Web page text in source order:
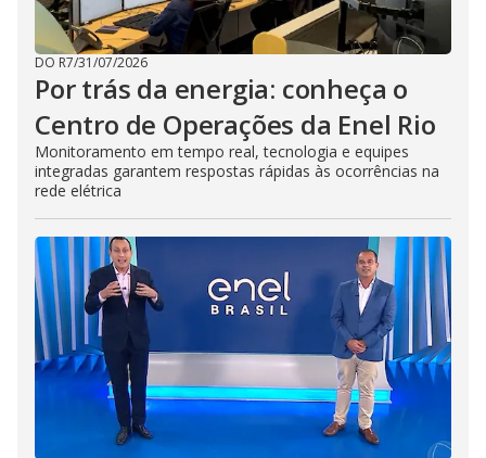
DO R7/31/07/2026
Por trás da energia: conheça o
Centro de Operações da Enel Rio
Monitoramento em tempo real, tecnologia e equipes
integradas garantem respostas rápidas às ocorrências na
rede elétrica